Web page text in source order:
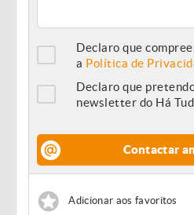
Declaro que
a Política de
Declaro que
newsletter do Há
Contactar
Adicionar aos favoritos